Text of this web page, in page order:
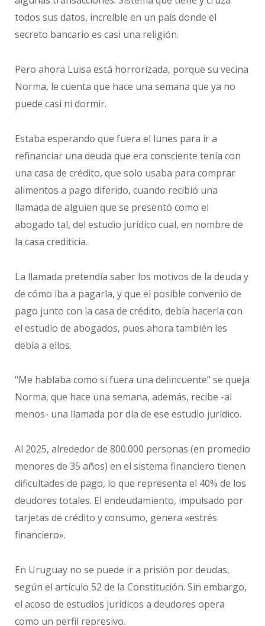
todos sus datos, increíble en un país donde el
secreto bancario es casi una religión.
Pero ahora Luisa está horrorizada, porque su vecina
Norma, le cuenta que hace una semana que ya no
puede casi ni dormir.
Estaba esperando que fuera el lunes para ir a
refinanciar una deuda que era consciente tenía con
una casa de crédito, que solo usaba para comprar
alimentos a pago diferido, cuando recibió una
llamada de alguien que se presentó como el
abogado tal, del estudio jurídico cual, en nombre de
la casa crediticia.
La llamada pretendía saber los motivos de la deuda y
de cómo iba a pagarla, y que el posible convenio de
pago junto con la casa de crédito, debía hacerla con
el estudio de abogados, pues ahora también les
debía a ellos.
“Me hablaba como si fuera una delincuente” se queja
Norma, que hace una semana, además, recibe -al
menos- una llamada por día de ese estudio jurídico.
Al 2025, alrededor de 800.000 personas (en promedio
menores de 35 años) en el sistema financiero tienen
dificultades de pago, lo que representa el 40% de los
deudores totales. El endeudamiento, impulsado por
tarjetas de crédito y consumo, genera «estrés
financiero».
En Uruguay no se puede ir a prisión por deudas,
según el artículo 52 de la Constitución. Sin embargo,
el acoso de estudios jurídicos a deudores opera
como un perfil represivo.